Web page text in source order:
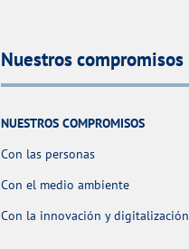
Nuestros compromisos
NUESTROS COMPROMISOS
Con las personas
Con el medio ambiente
Con la innovación y digitalización